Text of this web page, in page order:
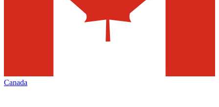
Canada